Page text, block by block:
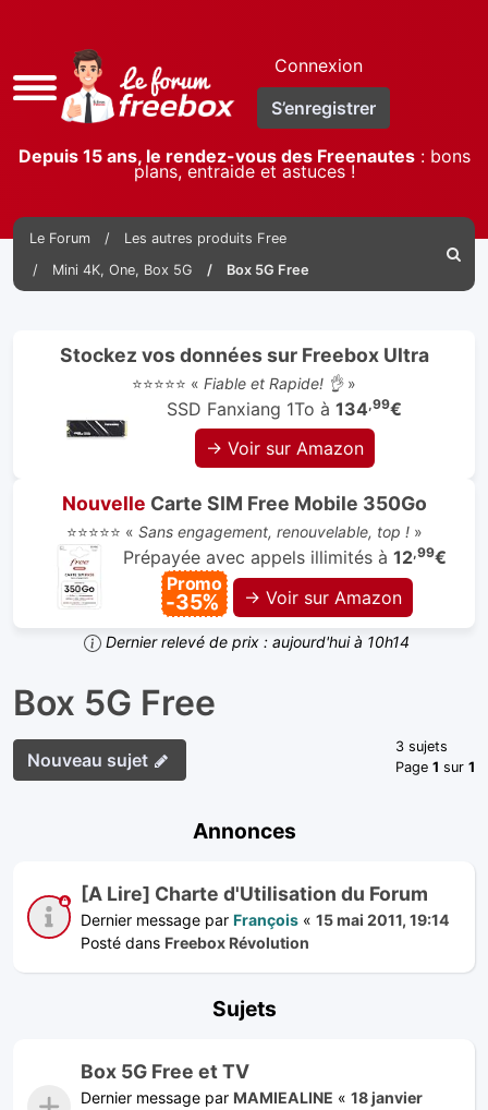
Accès
rapide
Connexion
S’enregistrer
Depuis 15 ans, le rendez-vous des Freenautes: bons
plans, entraide et astuces !
Le Forum
Les autres produits Free
Mini 4K, One, Box 5G
Box 5G Free
Stockez vos données sur Freebox Ultra
⭐⭐⭐⭐⭐ « Fiable et Rapide! 👌»
SSD Fanxiang 1To à 134,99€
→ Voir sur Amazon
Nouvelle Carte SIM Free Mobile 350Go
⭐⭐⭐⭐⭐ « Sans engagement, renouvelable, top !»
Prépayée avec appels illimités à 12,99€
Promo
-35% → Voir sur Amazon
Dernier relevé de prix : aujourd'hui à 10h14
Box 5G Free
Nouveau sujet
3 sujets
Page 1 sur 1
Annonces
[A Lire] Charte d'Utilisation du Forum
Dernier message par François « 15 mai 2011, 19:14
Posté dans Freebox Révolution
Sujets
Box 5G Free et TV
Dernier message par MAMIEALINE « 18 janvier